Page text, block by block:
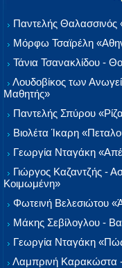
Παντελής Θαλασσινός
Μόρφω Τσαϊρέλη
Τάνια Τσανακλίδου -
Λουδοβίκος των
Μαθητής»
Παντελής Σπύρου
Βιολέτα Ίκαρη
Γεωργία Νταγάκη
Γιώργος Καζαντζής -
Κοιμωμένη»
Φωτεινή Βελεσιώτου
Μάκης Σεβίλογλου -
Γεωργία Νταγάκη
Λαμπρινή Καρακώστα